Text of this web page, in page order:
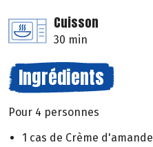
Cuisson
30 min
Ingrédients
Pour 4 personnes
1 cas de Crème d'amande